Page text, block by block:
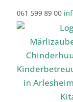
061 599 89 00